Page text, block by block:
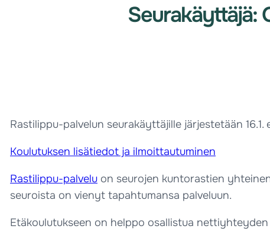
Seurakäyttäjä:
Rastilippu-palvelun seurakäyttäjille järjestetään
Koulutuksen lisätiedot ja ilmoittautuminen
Rastilippu-palvelu on seurojen kuntorastien
seuroista on vienyt tapahtumansa palveluun.
Etäkoulutukseen on helppo osallistua